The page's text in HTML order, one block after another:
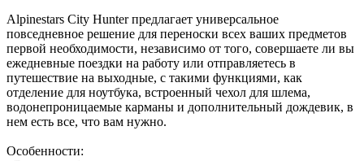
Alpinestars City Hunter предлагает универсальное
повседневное решение для переноски всех ваших предметов
первой необходимости, независимо от того, совершаете ли вы
ежедневные поездки на работу или отправляетесь в
путешествие на выходные, с такими функциями, как
отделение для ноутбука, встроенный чехол для шлема,
водонепроницаемые карманы и дополнительный дождевик, в
нем есть все, что вам нужно.
Особенности: